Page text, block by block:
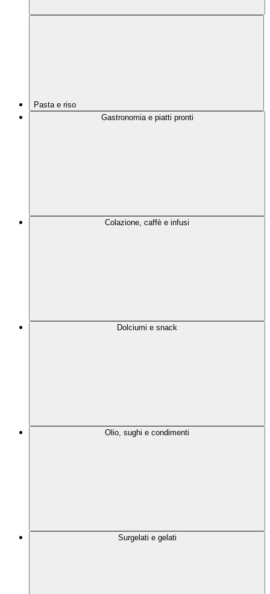
Pasta e riso
Gastronomia e piatti pronti
Colazione, caffè e infusi
Dolciumi e snack
Olio, sughi e condimenti
Surgelati e gelati